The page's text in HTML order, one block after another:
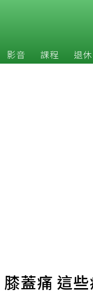
影音 課程 退
蓋痛 這